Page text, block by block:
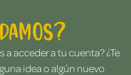
acceder a tu cuenta? ¿Te
idea o algún nuevo